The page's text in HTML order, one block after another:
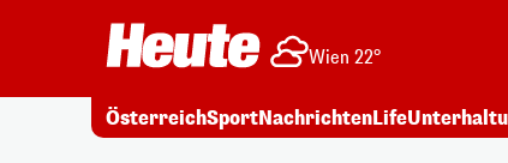
Wien 22°
ÖsterreichSportNachrichtenLife